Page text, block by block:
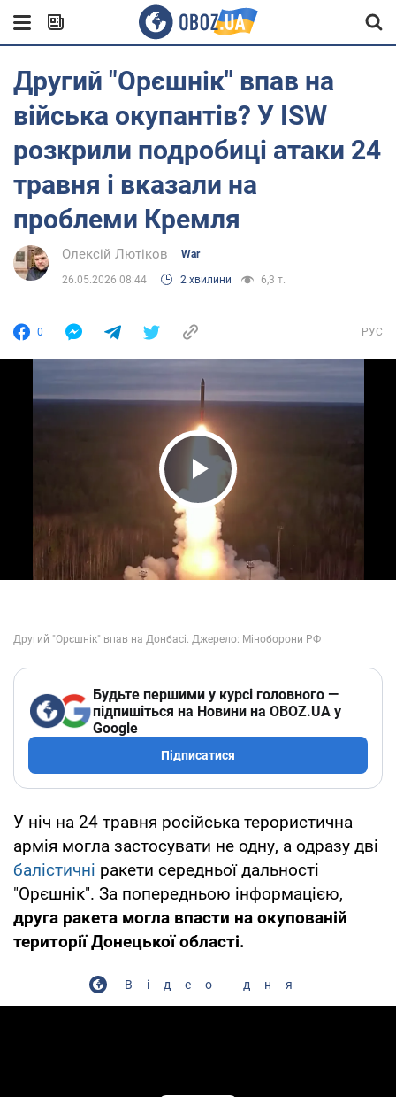
Другий "Орєшнік" впав на
війська окупантів? У ISW
розкрили подробиці атаки 24
травня і вказали на
проблеми Кремля
Олексій Лютіков War
26.05.2026 08:44 2 хвилини 6,3 т.
0 РУС
Play Video
Будьте першими у курсі головного —
підпишіться на Новини на OBOZ.UA у
Google
Підписатися
У ніч на 24 травня російська терористична
армія могла застосувати не одну, а одразу дві
балістичні ракети середньої дальності
"Орєшнік". За попередньою інформацією,
друга ракета могла впасти на окупованій
території Донецької області.
Відео дня